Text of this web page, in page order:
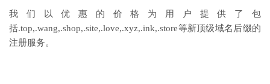
我们以优惠的价格为用户提供了包
括.top,.wang,.shop,.site,.love,.xyz,.ink,.store等新顶级域名后缀的
注册服务。